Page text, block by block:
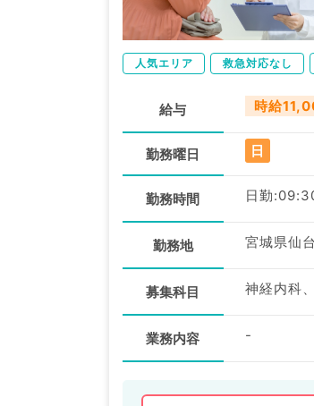
人気エリア 救急対応なし
給与 時給
勤務曜日 日
勤務時間 日勤
勤務地 宮城県仙
募集科目
業務内容 -